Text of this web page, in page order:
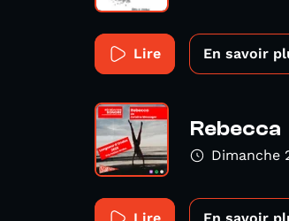
Lire En savoir
Rebecca
Dimanche